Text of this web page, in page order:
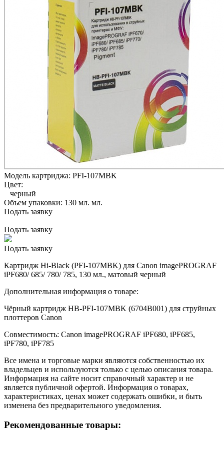
Модель картриджа: PFI-107MBK
Цвет:
черный
Объем упаковки: 130 мл. мл.
Подать заявку
Подать заявку
Подать заявку
Картридж Hi-Black (PFI-107MBK) для Canon imagePROGRAF
iPF680/ 685/ 780/ 785, 130 мл., матовый черный
Дополнительная информация о товаре:
Чёрный картридж HB-PFI-107MBK (6704B001) для струйных
плоттеров Canon
Совместимость: Canon imagePROGRAF iPF680, iPF685,
iPF780, iPF785
Все имена и торговые марки являются собственностью их
владельцев и используются только с целью описания товара.
Информация на сайте носит справочный характер и не
является публичной офертой. Информация о товарах,
характеристиках, ценах может содержать ошибки, и быть
изменена без предварительного уведомления.
Рекомендованные товары: